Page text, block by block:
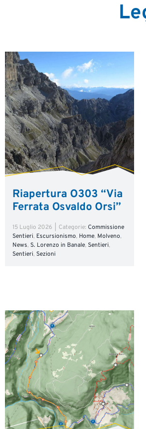
Riapertura O303 “Via
Ferrata Osvaldo Orsi”
15 Luglio 2026 Categorie: Commissione
Sentieri, Escursionismo, Home, Molveno,
News, S. Lorenzo in Banale, Sentieri,
Sentieri, Sezioni